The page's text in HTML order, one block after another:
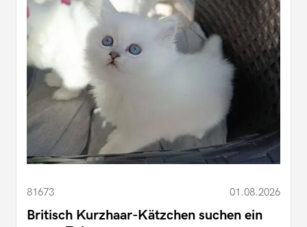
81673 01.08.2026
Britisch Kurzhaar-Kätzchen suchen ein